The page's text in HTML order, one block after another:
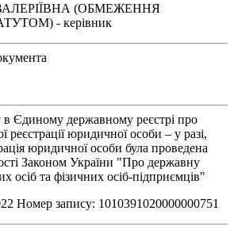
(ОБМЕЖЕННЯ
- керівник
в Єдиному державному реєстрі про
реєстрації юридичної особи – у разі,
юридичної особи була проведена
Законом України "Про державну
осіб та фізичних осіб-підприємців"
Номер запису: 1010391020000000751